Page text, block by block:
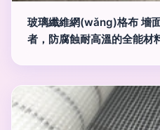
玻璃纖維網(wǎng)格布 墻
者，防腐蝕耐高溫的全能材